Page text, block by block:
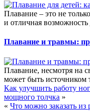
Плавание – это не
и отличная возможность
Плавание и травмы:
Плавание, несмотря на
может быть источником
Как улучшить работу
мощного толчка »
« Что можно заказать из